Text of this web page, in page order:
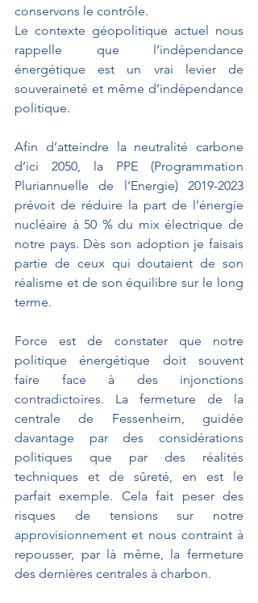
conservons le contrôle.
Le contexte géopolitique actuel nous
rappelle que l’indépendance
énergétique est un vrai levier de
souveraineté et même d’indépendance
politique.
Afin d’atteindre la neutralité carbone
d’ici 2050, la PPE (Programmation
Pluriannuelle de l’Energie) 2019-2023
prévoit de réduire la part de l’énergie
nucléaire à 50 % du mix électrique de
notre pays. Dès son adoption je faisais
partie de ceux qui doutaient de son
réalisme et de son équilibre sur le long
terme.
Force est de constater que notre
politique énergétique doit souvent
faire face à des injonctions
contradictoires. La fermeture de la
centrale de Fessenheim, guidée
davantage par des considérations
politiques que par des réalités
techniques et de sûreté, en est le
parfait exemple. Cela fait peser des
risques de tensions sur notre
approvisionnement et nous contraint à
repousser, par là même, la fermeture
des dernières centrales à charbon.